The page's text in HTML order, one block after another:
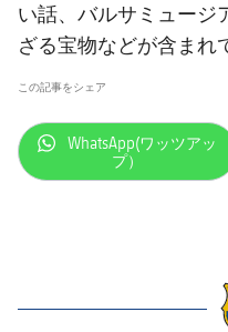
い話、バルサミュージ
ざる宝物などが含まれ
この記事をシェア
label.aria.whatsapp
WhatsApp(ワッツアッ
プ）